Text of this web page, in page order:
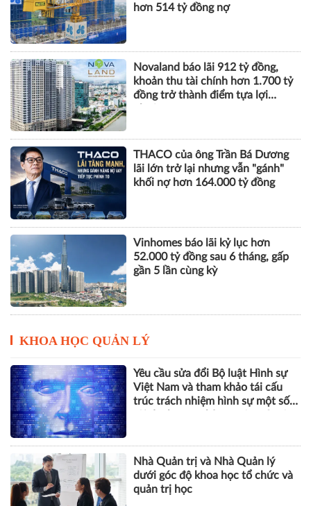
hơn 514 tỷ đồng nợ
Novaland báo lãi 912 tỷ đồng,
khoản thu tài chính hơn 1.700 tỷ
đồng trở thành điểm tựa lợi
THACO của ông Trần Bá Dương
lãi lớn trở lại nhưng vẫn "gánh"
khối nợ hơn 164.000 tỷ đồng
Vinhomes báo lãi kỷ lục hơn
52.000 tỷ đồng sau 6 tháng, gấp
gần 5 lần cùng kỳ
KHOA HỌC QUẢN LÝ
Yêu cầu sửa đổi Bộ luật Hình sự
Việt Nam và tham khảo tái cấu
trúc trách nhiệm hình sự một số
Nhà Quản trị và Nhà Quản lý
dưới góc độ khoa học tổ chức và
quản trị học